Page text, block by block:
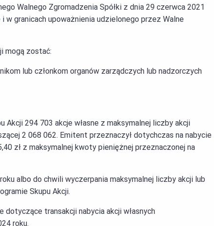
Walnego Zgromadzenia Spółki z dnia 29 czerwca 2021
w granicach upoważnienia udzielonego przez Walne
mogą zostać:
lub członkom organów zarządczych lub nadzorczych
Akcji 294 703 akcje własne z maksymalnej liczby akcji
2 068 062. Emitent przeznaczył dotychczas na nabycie
zł z maksymalnej kwoty pieniężnej przeznaczonej na
albo do chwili wyczerpania maksymalnej liczby akcji lub
Skupu Akcji.
dotyczące transakcji nabycia akcji własnych
roku.